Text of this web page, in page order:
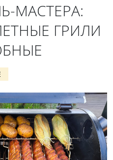
МАСТЕРА:
ГРИЛИ